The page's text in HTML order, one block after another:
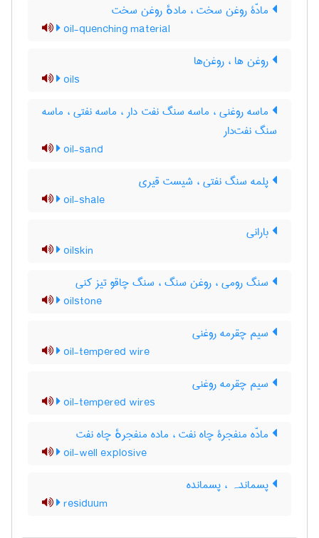
مادّۀ روغن سخت ، مادهٔ روغن سخت
oil-quenching material
روغن ها ، روغن‌ها
oils
ماسه روغنی ، ماسه سنگ نفت دار ، ماسه نفتی ، ماسه
سنگ نفت‌دار
oil-sand
پلمه سنگ نفتی ، شیست قیری
oil-shale
بارانی
oilskin
سنگ رومی ، روغن سنگ ، سنگ چاقو تیز کنی
oilstone
سیم چقرمه روغنی
oil-tempered wire
سیم چقرمه روغنی
oil-tempered wires
مادّه منفجرۀ چاه نفت ، ماده منفجرهٔ چاه نفت
oil-well explosive
پسماندہ ، پسمانده
residuum